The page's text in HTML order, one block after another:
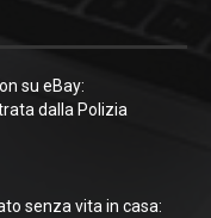
su eBay:
dalla Polizia
senza vita in casa: